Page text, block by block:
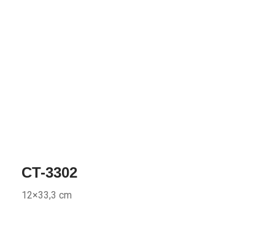
CT-3302
12×33,3 cm